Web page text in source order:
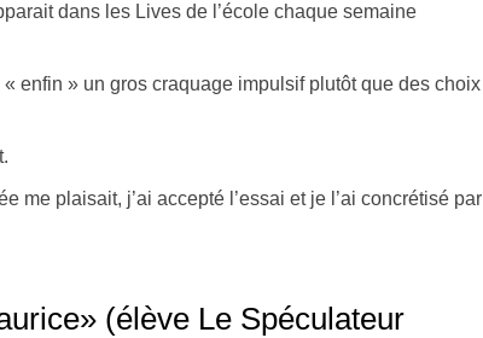
dans les Lives de l’école chaque semaine
enfin » un gros craquage impulsif plutôt que des choix
me plaisait, j’ai accepté l’essai et je l’ai concrétisé par
(élève Le Spéculateur